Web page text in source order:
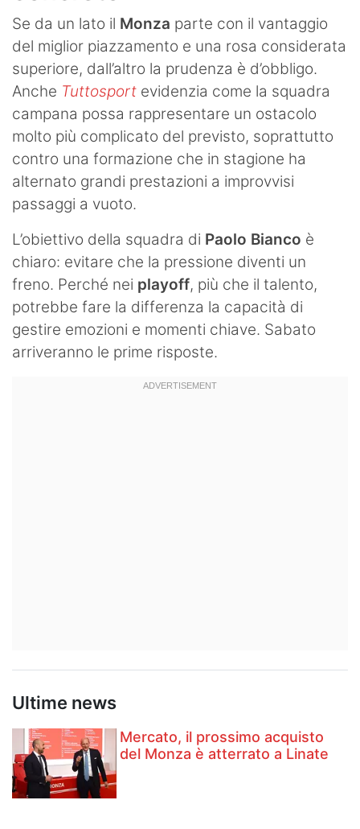
Se da un lato il Monza parte con il vantaggio
del miglior piazzamento e una rosa considerata
superiore, dall’altro la prudenza è d’obbligo.
Anche Tuttosport evidenzia come la squadra
campana possa rappresentare un ostacolo
molto più complicato del previsto, soprattutto
contro una formazione che in stagione ha
alternato grandi prestazioni a improvvisi
passaggi a vuoto.
L’obiettivo della squadra di Paolo Bianco è
chiaro: evitare che la pressione diventi un
freno. Perché nei playoff, più che il talento,
potrebbe fare la differenza la capacità di
gestire emozioni e momenti chiave. Sabato
arriveranno le prime risposte.
Ultime news
Mercato, il prossimo acquisto
del Monza è atterrato a Linate